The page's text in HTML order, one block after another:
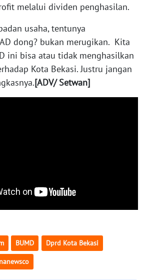
melalui dividen penghasilan.
usaha, tentunya
dong? bukan merugikan. Kita
ini bisa atau tidak menghasilkan
Kota Bekasi. Justru jangan
[ADV/ Setwan]
BUMD Dprd Kota Bekasi